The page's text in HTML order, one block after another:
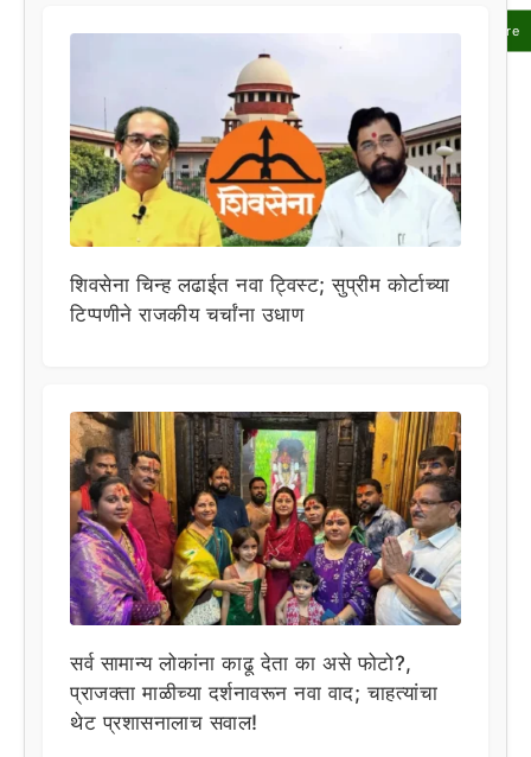
Share
शिवसेना चिन्ह लढाईत नवा ट्विस्ट; सुप्रीम कोर्टाच्या
टिप्पणीने राजकीय चर्चांना उधाण
सर्व सामान्य लोकांना काढू देता का असे फोटो?,
प्राजक्ता माळीच्या दर्शनावरून नवा वाद; चाहत्यांचा
थेट प्रशासनालाच सवाल!